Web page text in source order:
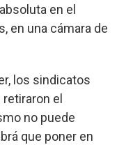
en el
en una cámara de
los sindicatos
el
no puede
que poner en